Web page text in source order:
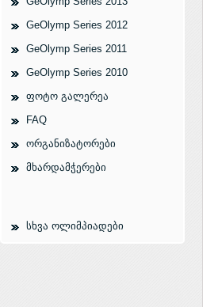
GeOlymp Series 2012
GeOlymp Series 2011
GeOlymp Series 2010
ფოტო გალერეა
FAQ
ორგანიზატორები
მხარდამჭერები
სხვა ოლიმპიადები